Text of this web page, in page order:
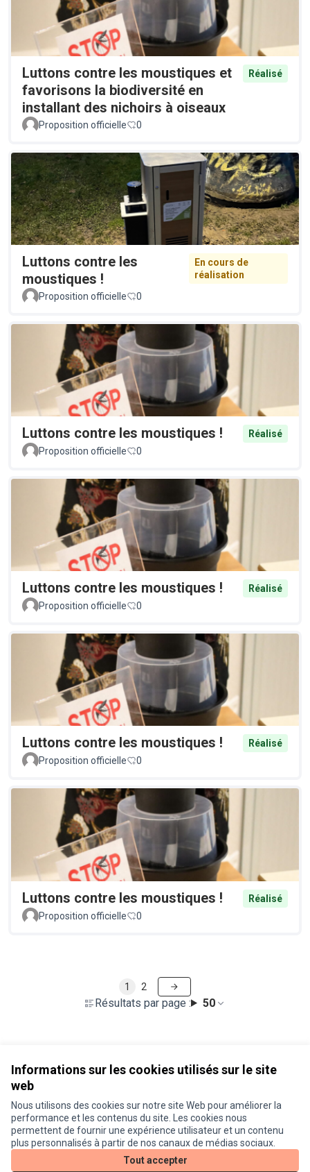
Informations sur les cookies utilisés sur le site
web
Nous utilisons des cookies sur notre site Web pour améliorer la
performance et les contenus du site. Les cookies nous
permettent de fournir une expérience utilisateur et un contenu
plus personnalisés à partir de nos canaux de médias sociaux.
Tout accepter
Luttons contre les moustiques et
favorisons la biodiversité en
installant des nichoirs à oiseaux
Réalisé
Proposition officielle 0
Luttons contre les
moustiques !
En cours de
réalisation
Proposition officielle
0
Luttons contre les moustiques !
Réalisé
Proposition officielle
0
Luttons contre les moustiques !
Réalisé
Proposition officielle
0
Luttons contre les moustiques !
Réalisé
Proposition officielle
0
Luttons contre les moustiques !
Réalisé
Proposition officielle
0
Résultats par page : 50
1 2
Conditions d'utilisation
Paramètres des cookies
Je participe ! sur X
(Lien externe)
Je participe ! sur Facebook
Je participe ! sur Instagram